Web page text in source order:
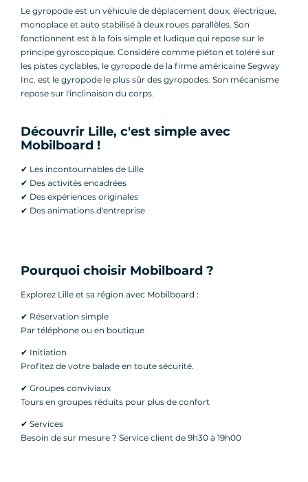
Le gyropode est un véhicule de déplacement doux, électrique,
monoplace et auto stabilisé à deux roues parallèles. Son
fonctionnent est à la fois simple et ludique qui repose sur le
principe gyroscopique. Considéré comme piéton et toléré sur
les pistes cyclables, le gyropode de la firme américaine Segway
Inc. est le gyropode le plus sûr des gyropodes. Son mécanisme
repose sur l'inclinaison du corps.
Découvrir Lille, c'est simple avec
Mobilboard !
✔ Les incontournables de Lille
✔ Des activités encadrées
✔ Des expériences originales
✔ Des animations d'entreprise
Pourquoi choisir Mobilboard ?
Explorez Lille et sa région avec Mobilboard :
✔ Réservation simple
Par téléphone ou en boutique
✔ Initiation
Profitez de votre balade en toute sécurité.
✔ Groupes conviviaux
Tours en groupes réduits pour plus de confort
✔ Services
Besoin de sur mesure ? Service client de 9h30 à 19h00